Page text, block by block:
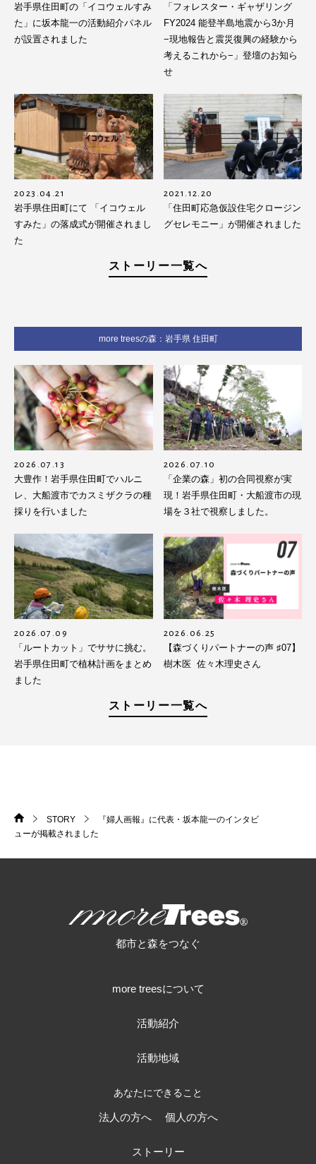
岩手県住田町の「イコウェルすみ
た」に坂本龍一の活動紹介パネル
が設置されました
「フォレスター・ギャザリング
FY2024 能登半島地震から3か月
−現地報告と震災復興の経験から
考えるこれから−」登壇のお知ら
せ
2023.04.21
岩手県住田町にて 「イコウェル
すみた」の落成式が開催されまし
た
2021.12.20
「住田町応急仮設住宅クロージン
グセレモニー」が開催されました
ストーリー一覧へ
more treesの森：岩手県 住田町
2026.07.13
大豊作！岩手県住田町でハルニ
レ、大船渡市でカスミザクラの種
採りを行いました
2026.07.10
「企業の森」初の合同視察が実
現！岩手県住田町・大船渡市の現
場を３社で視察しました。
2026.07.09
「ルートカット」でササに挑む。
岩手県住田町で植林計画をまとめ
ました
2026.06.25
【森づくりパートナーの声 ♯07】
樹木医 佐々木理史さん
ストーリー一覧へ
HOME
>
STORY
『婦人画報』に代表・坂本龍一のインタビ
ューが掲載されました
都市と森をつなぐ
more treesについて
活動紹介
活動地域
あなたにできること
法人の方へ 個人の方へ
ストーリー